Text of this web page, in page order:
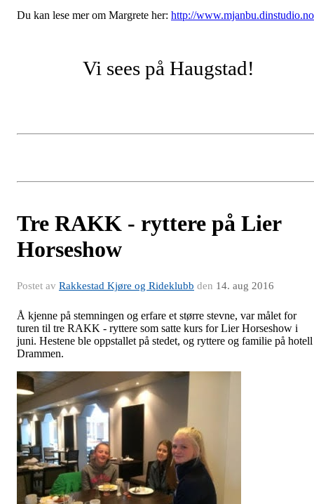
Du kan lese mer om Margrete her: http://www.mjanbu.dinstudio.no
Vi sees på Haugstad!
Tre RAKK - ryttere på Lier
Horseshow
Postet av Rakkestad Kjøre og Rideklubb den 14. aug 2016
Å kjenne på stemningen og erfare et større stevne, var målet for
turen til tre RAKK - ryttere som satte kurs for Lier Horseshow i
juni. Hestene ble oppstallet på stedet, og ryttere og familie på
Drammen.